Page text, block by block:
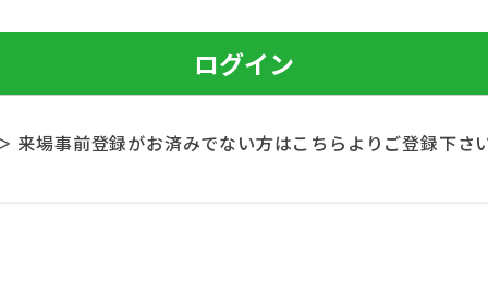
来場事前登録がお済みでない方はこちらよりご登録下さ